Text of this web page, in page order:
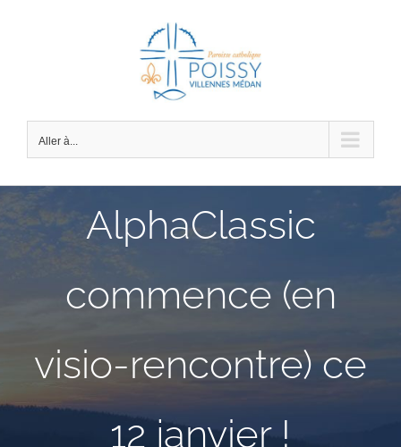
Aller à...
AlphaClassic
commence (en
visio-rencontre) ce
12 janvier !